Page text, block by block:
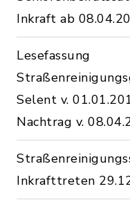
Inkraft ab
Lesefassung
Selent v.
Nachtrag v.
Inkrafttreten